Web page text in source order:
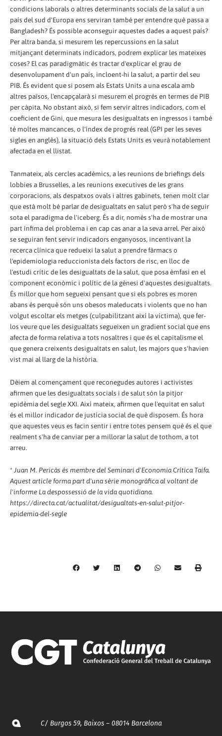
condicions laborals o altres determinants socials de la salut a un
país del sud d'Europa ens serviran també per entendre què passa a
Bangladesh? És possible aconseguir aquestes dades a aquest país?
Per altra banda, si mesurem les repercussions en la salut
mitjançant determinats indicadors, podrem explicar les mateixes
coses? El cas paradigmàtic és tractar d'explicar el grau de
desenvolupament d'un país, incloent-hi la salut, a partir del seu
PIB. És evident que si posem als Estats Units a una escala amb
altres països, l'encapçalarà si mesurem el progrés en termes de PIB
per càpita. No obstant això, si fem servir altres indicadors, com el
coeficient de Gini, que mesura les desigualtats en ingressos i també
té moltes mancances, o l'índex de progrés real (GPI per les seves
sigles en anglès), la situació dels Estats Units es veurà notablement
afectada en el llistat.
Tanmateix, als cercles acadèmics, a les reunions de briefings dels
lobbies a Brussel·les, a les reunions executives de les grans
corporacions, als despatxos ovals i altres gabinets, tenen molt clar
que està molt bé parlar de desigualtats en salut però s'ha de seguir
sota el paradigma de l'iceberg. És a dir, només s'ha de mostrar una
part ínfima del problema i en cap cas anar a la seva arrel. Per això
se seguiran fent servir indicadors enganyosos, incentivant la
recerca clínica que redueixi la salut a prendre fàrmacs o
l'epidemiologia reduccionista dels factors de risc, en lloc de
l'estudi crític de les desigualtats de la salut, que posa èmfasi en el
component econòmic i polític de la gènesi d'aquestes desigualtats.
És millor que hom segueixi pensant que si els pobres es moren
abans és perquè són uns obesos maleducats i violents que no han
volgut escoltar els metges (culpabilitzant així la víctima), que fer-
los veure que les desigualtats segueixen un gradient social que ens
afecta de forma relativa a tots nosaltres i que és el capitalisme el
que genera creixents desigualtats en salut, les majors que s'havien
vist mai al llarg de la història.
Dèiem al començament que reconegudes autores i activistes
afirmen que les desigualtats socials i de salut són la pitjor
epidèmia del segle XXI. Així mateix, afirmen que l'equitat en salut
és el millor indicador de justícia social de què disposem. És hora
que aquestes veus es facin sentir i entre totes pensem què és el que
realment s'ha de canviar per a millorar la salut de tothom, a tot
arreu.
*Juan M. Pericàs és membre del Seminari d'Economia Crítica Taifa.
Aquest article forma part d'una sèrie monogràfica al voltant de
l'informe La despossessió de la vida quotidiana.
https://directa.cat/actualitat/desigualtats-en-salut-pitjor-
epidemia-del-segle
C/ Burgos 59, Baixos – 08014 Barcelona